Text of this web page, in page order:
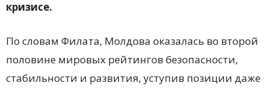
кризисе.
По словам Филата, Молдова оказалась во второй
половине мировых рейтингов безопасности,
стабильности и развития, уступив позиции даже